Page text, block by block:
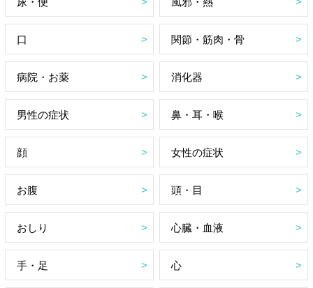
口 関節・筋肉・骨
病院・お薬 消化器
男性の症状 鼻・耳・喉
顔 女性の症状
お腹 頭・目
おしり 心臓・血液
手・足 心